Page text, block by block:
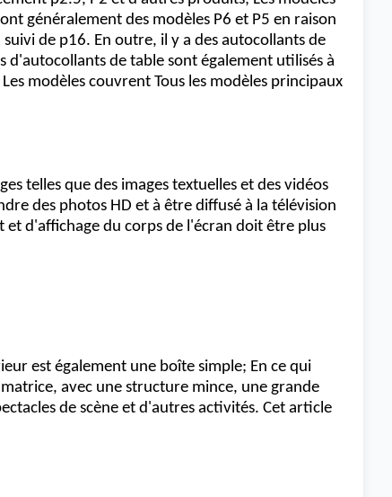
généralement des modèles P6 et P5 en raison
de p16. En outre, il y a des autocollants de
de table sont également utilisés à
modèles couvrent Tous les modèles principaux
telles que des images textuelles et des vidéos
des photos HD et à être diffusé à la télévision
et d'affichage du corps de l'écran doit être plus
est également une boîte simple; En ce qui
avec une structure mince, une grande
de scène et d'autres activités. Cet article